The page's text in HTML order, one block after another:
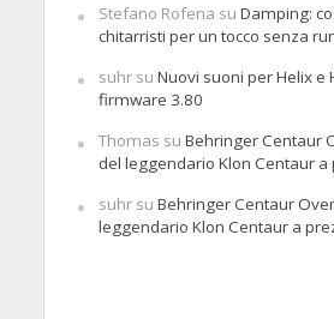
Stefano Rofena su Damping:
chitarristi per un tocco senza
suhrsu Nuovi suoni per Helix e
firmware 3.80
Thomas su Behringer Centaur
del leggendario Klon Centaur a
suhrsu Behringer Centaur
leggendario Klon Centaur a